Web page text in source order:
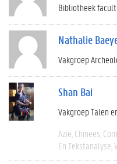
Bibliotheek
Nathalie
Vakgroep
Shan Bai
Vakgroep Talen
Azië Chinees
En Tekstanalyse